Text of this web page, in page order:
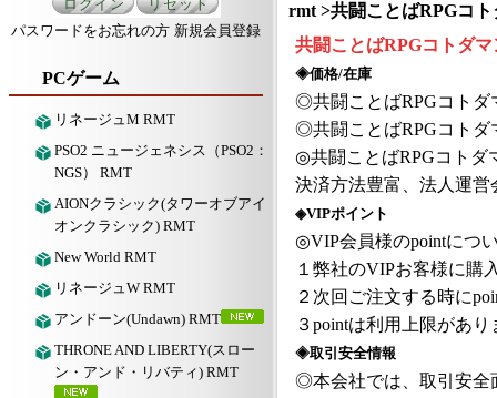
パスワードをお忘れの方 新規会員登録
PCゲーム
リネージュM RMT
PSO2 ニュージェネシス（PSO2：
NGS） RMT
AIONクラシック(タワーオブアイ
オンクラシック) RMT
New World RMT
リネージュW RMT
アンドーン(Undawn) RMT
THRONE AND LIBERTY(スロー
ン・アンド・リバティ) RMT
rmt >共闘ことばRPGコ
共闘ことばRPGコトダ
◈価格/在庫
◎共闘ことばRPGコトダ
◎共闘ことばRPGコトダ
◎共闘ことばRPGコトダ
決済方法豊富、法人運
◈VIPポイント
◎VIP会員様のpointにつ
１弊社のVIPお客様に購
２次回ご注文する時に
３pointは利用上限があ
◈取引安全情報
◎本会社では、取引安全